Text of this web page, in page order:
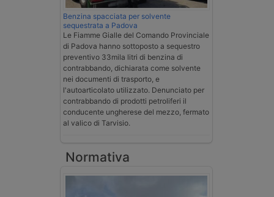
Benzina spacciata per solvente
sequestrata a Padova
Le Fiamme Gialle del Comando Provinciale
di Padova hanno sottoposto a sequestro
preventivo 33mila litri di benzina di
contrabbando, dichiarata come solvente
nei documenti di trasporto, e
l'autoarticolato utilizzato. Denunciato per
contrabbando di prodotti petroliferi il
conducente ungherese del mezzo, fermato
al valico di Tarvisio.
Normativa